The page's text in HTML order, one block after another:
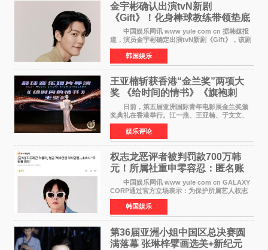
金宇彬确认出演tvN新剧
《Gift》！化身棒球教练带领垫底
球队逆袭
中国娱乐网讯 www yule com cn 据韩媒报
道，演员金宇彬确定出演tvN新剧《Gift》，该剧
预计将于下半年播出，引发观众高度期待。
本剧改编自同名网络漫画，讲述一位经历意外事
故后获得特殊
韩国娱乐
王亚楠斩获香港“金兰奖”两项大
奖 《给时间的情书》《旗袍刺
客》双双获肯定
日前，第五届亚洲国际青年电影展金兰奖颁
奖典礼在香港举行。江一燕、王亚楠、于文文、
李东学等知名演员出席活动。著名演员、导演王
亚楠凭借音乐故事片《给时间的情书》和院线电
影《旗袍刺客》
娱乐评论
权志龙恶评者被判罚款700万韩
元！所属社重申零容忍：匿名账
号也难逃刑责
中国娱乐网讯 www yule com cn GALAXY
CORP通过官方立场表示：为保护所属艺人权志
龙的名誉和权益，将持续对网络上发生的名誉损
害、散布虚假事实、侮辱、恶意诽谤等行为采取
法律应对措施。
韩国娱乐
第36届亚洲小姐中国区总决赛圆
满落幕 张琳梓擘画选美+新纪元